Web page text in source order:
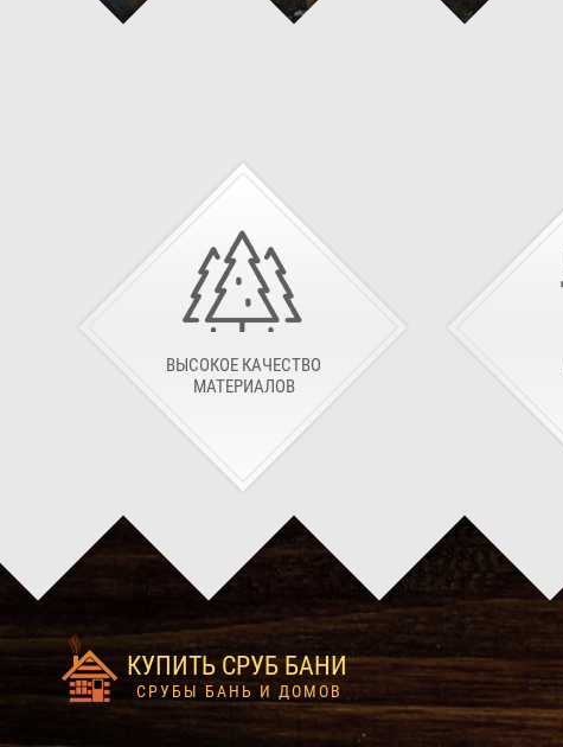
ВЫСОКОЕ КАЧЕСТВО
МАТЕРИАЛОВ
КУПИТЬ СРУБ БАНИ
СРУБЫ БАНЬ И ДОМОВ